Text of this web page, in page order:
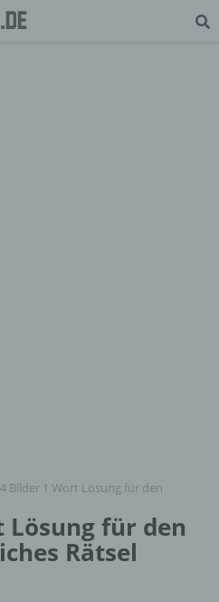
4 Bilder 1 Wort Lösung für den
Lösung für den
Rätsel